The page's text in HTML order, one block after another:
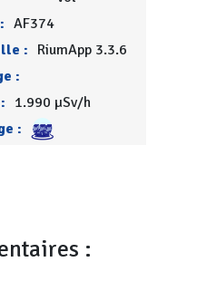
AF374
: RiumApp 3.3.6
:
1.990 µSv/h
:
: